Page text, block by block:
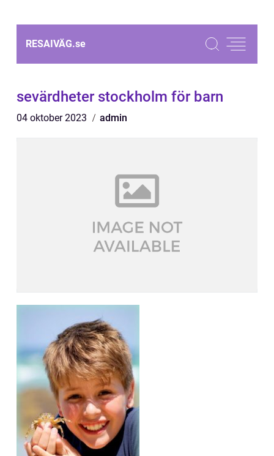
RESAIVÄG.se
sevärdheter stockholm för barn
04 oktober 2023 admin